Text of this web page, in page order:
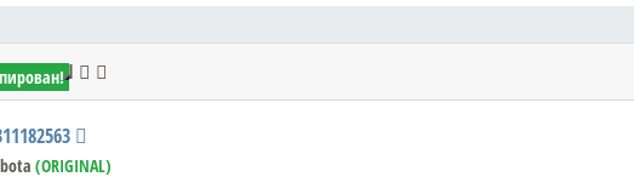
(ORIGINAL)